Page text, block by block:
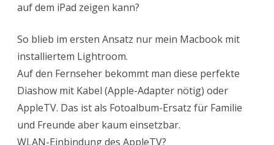
auf dem iPad zeigen kann?
So blieb im ersten Ansatz nur mein Macbook mit
installiertem Lightroom.
Auf den Fernseher bekommt man diese perfekte
Diashow mit Kabel (Apple-Adapter nötig) oder
AppleTV. Das ist als Fotoalbum-Ersatz für Familie
und Freunde aber kaum einsetzbar.
WLAN-Einbindung des AppleTV?